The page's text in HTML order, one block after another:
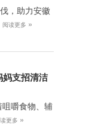
，助力安徽
阅读更多 »
支招清洁
嚼食物、辅
更多 »